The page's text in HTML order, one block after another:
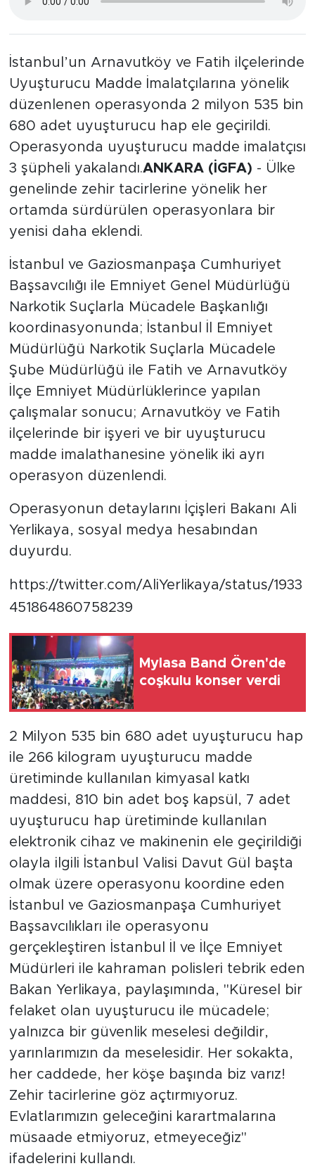
İstanbul’un Arnavutköy ve Fatih ilçelerinde
Uyuşturucu Madde İmalatçılarına yönelik
düzenlenen operasyonda 2 milyon 535 bin
680 adet uyuşturucu hap ele geçirildi.
Operasyonda uyuşturucu madde imalatçısı
3 şüpheli yakalandı.ANKARA (İGFA) - Ülke
genelinde zehir tacirlerine yönelik her
ortamda sürdürülen operasyonlara bir
yenisi daha eklendi.
İstanbul ve Gaziosmanpaşa Cumhuriyet
Başsavcılığı ile Emniyet Genel Müdürlüğü
Narkotik Suçlarla Mücadele Başkanlığı
koordinasyonunda; İstanbul İl Emniyet
Müdürlüğü Narkotik Suçlarla Mücadele
Şube Müdürlüğü ile Fatih ve Arnavutköy
İlçe Emniyet Müdürlüklerince yapılan
çalışmalar sonucu; Arnavutköy ve Fatih
ilçelerinde bir işyeri ve bir uyuşturucu
madde imalathanesine yönelik iki ayrı
operasyon düzenlendi.
Operasyonun detaylarını İçişleri Bakanı Ali
Yerlikaya, sosyal medya hesabından
duyurdu.
https://twitter.com/AliYerlikaya/status/1933
451864860758239
Mylasa Band Ören'de
coşkulu konser verdi
2 Milyon 535 bin 680 adet uyuşturucu hap
ile 266 kilogram uyuşturucu madde
üretiminde kullanılan kimyasal katkı
maddesi, 810 bin adet boş kapsül, 7 adet
uyuşturucu hap üretiminde kullanılan
elektronik cihaz ve makinenin ele geçirildiği
olayla ilgili İstanbul Valisi Davut Gül başta
olmak üzere operasyonu koordine eden
İstanbul ve Gaziosmanpaşa Cumhuriyet
Başsavcılıkları ile operasyonu
gerçekleştiren İstanbul İl ve İlçe Emniyet
Müdürleri ile kahraman polisleri tebrik eden
Bakan Yerlikaya, paylaşımında, "Küresel bir
felaket olan uyuşturucu ile mücadele;
yalnızca bir güvenlik meselesi değildir,
yarınlarımızın da meselesidir. Her sokakta,
her caddede, her köşe başında biz varız!
Zehir tacirlerine göz açtırmıyoruz.
Evlatlarımızın geleceğini karartmalarına
müsaade etmiyoruz, etmeyeceğiz"
ifadelerini kullandı.